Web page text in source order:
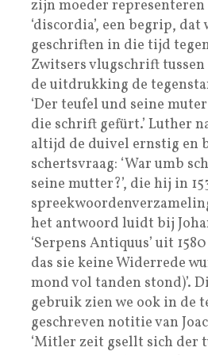
zijn moeder
‘discordia’, een begrip,
geschriften in die tijd
Zwitsers vlugschrift tussen
de uitdrukking de
‘Der teufel und seine
die schrift gefürt.’ Luther
altijd de duivel ernstig en
schertsvraag: ‘War umb
seine mutter?’, die hij in
het antwoord luidt bij
‘Serpens Antiquus’ uit
das sie keine Widerrede
mond vol tanden stond)’.
gebruik zien we ook in de
geschreven notitie van
‘Mitler zeit gsellt sich der